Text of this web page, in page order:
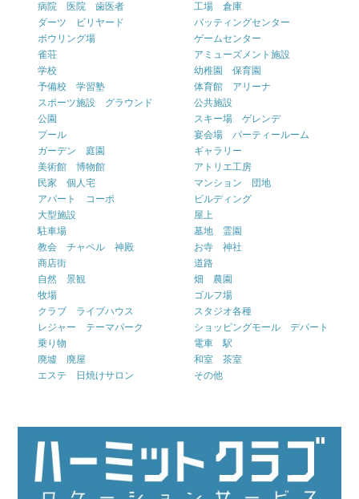
病院 医院 歯医者
工場 倉庫
ダーツ ビリヤード
バッティングセンター
ボウリング場
ゲームセンター
雀荘
アミューズメント施設
学校
幼稚園 保育園
予備校 学習塾
体育館 アリーナ
スポーツ施設 グラウンド
公共施設
公園
スキー場 ゲレンデ
プール
宴会場 パーティールーム
ガーデン 庭園
ギャラリー
美術館 博物館
アトリエ工房
民家 個人宅
マンション 団地
アパート コーポ
ビルディング
大型施設
屋上
駐車場
墓地 霊園
教会 チャペル 神殿
お寺 神社
商店街
道路
自然 景観
畑 農園
牧場
ゴルフ場
クラブ ライブハウス
スタジオ各種
レジャー テーマパーク
ショッピングモール デパート
乗り物
電車 駅
廃墟 廃屋
和室 茶室
エステ 日焼けサロン
その他